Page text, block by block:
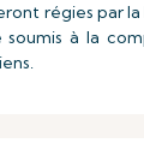
régies par
à la